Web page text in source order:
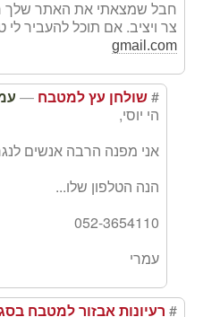
חבל שמצאתי את האתר שלך
צר ויציב. אם תוכל להעביר
gmail.com
# שולחן עץ למטבח —
הי יוסי,
אני מפנה הרבה אנשים
הנה הטלפון שלו...
052-3654110
עמרי
# רעיונות אבזור למטבח